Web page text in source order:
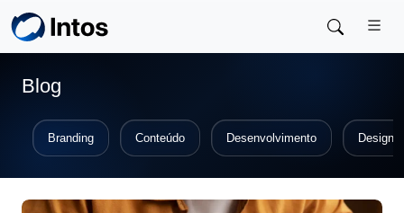
Skip to main content
Blog
Branding Conteúdo Desenvolvimento Design